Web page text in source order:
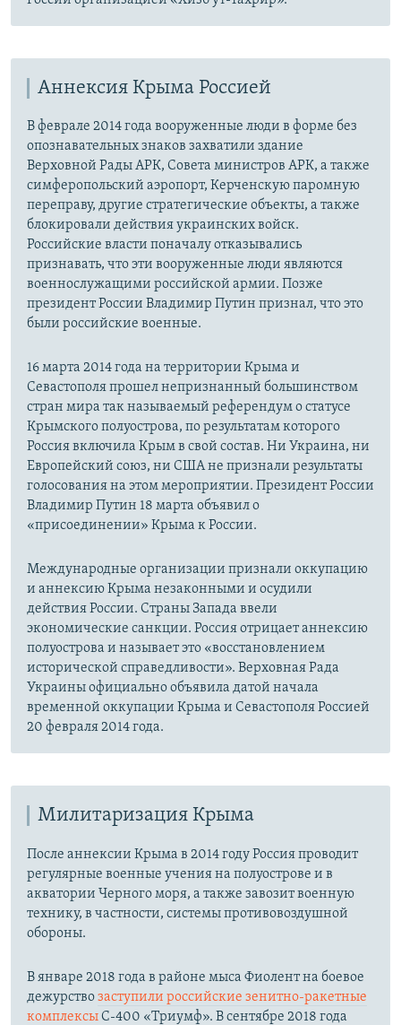
Аннексия Крыма Россией
В феврале 2014 года вооруженные люди в форме без
опознавательных знаков захватили здание
Верховной Рады АРК, Совета министров АРК, а также
симферопольский аэропорт, Керченскую паромную
переправу, другие стратегические объекты, а также
блокировали действия украинских войск.
Российские власти поначалу отказывались
признавать, что эти вооруженные люди являются
военнослужащими российской армии. Позже
президент России Владимир Путин признал, что это
были российские военные.
16 марта 2014 года на территории Крыма и
Севастополя прошел непризнанный большинством
стран мира так называемый референдум о статусе
Крымского полуострова, по результатам которого
Россия включила Крым в свой состав. Ни Украина, ни
Европейский союз, ни США не признали результаты
голосования на этом мероприятии. Президент России
Владимир Путин 18 марта объявил о
«присоединении» Крыма к России.
Международные организации признали оккупацию
и аннексию Крыма незаконными и осудили
действия России. Страны Запада ввели
экономические санкции. Россия отрицает аннексию
полуострова и называет это «восстановлением
исторической справедливости». Верховная Рада
Украины официально объявила датой начала
временной оккупации Крыма и Севастополя Россией
20 февраля 2014 года.
Милитаризация Крыма
После аннексии Крыма в 2014 году Россия проводит
регулярные военные учения на полуострове и в
акватории Черного моря, а также завозит военную
технику, в частности, системы противовоздушной
обороны.
​В январе 2018 года в районе мыса Фиолент на боевое
дежурствозаступили российские зенитно-ракетные
комплексыС-400 «Триумф». В сентябре 2018 года